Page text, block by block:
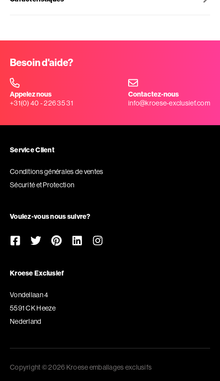
Besoin d'aide?
Appelez nous
+31(0) 40 - 226 35 31
Contactez-nous
info@kroese-exclusief.com
Service Client
Conditions générales de ventes
Sécurité et Protection
Voulez-vous nous suivre?
Kroese Exclusief
Vondellaan 4
5591 CK Heeze
Nederland
Copyright © 2026 Kroese emballages exclusifs